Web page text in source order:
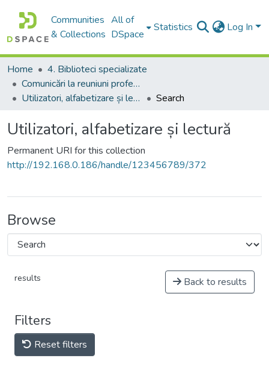
Communities
& Collections
All of
DSpace
Statistics Log In
Home
4. Biblioteci specializate
Comunicări la reuniuni profesionale
Utilizatori, alfabetizare și lectură
Search
Utilizatori, alfabetizare și lectură
Permanent URI for this collection
http://192.168.0.186/handle/123456789/372
Browse
results Back to results
Filters
Reset filters